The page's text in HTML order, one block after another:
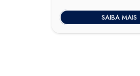
SAIBA MAIS